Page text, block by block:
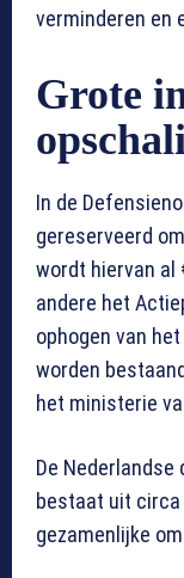
verminderen en
Grote
In de
gereserveerd
wordt hiervan al
andere het
ophogen van
worden
het ministerie
De
bestaat uit circa
gezamenlijke